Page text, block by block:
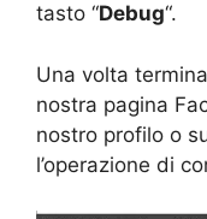
tasto “Debug“.
Una volta
nostra pagina
nostro profilo o
l’operazione di